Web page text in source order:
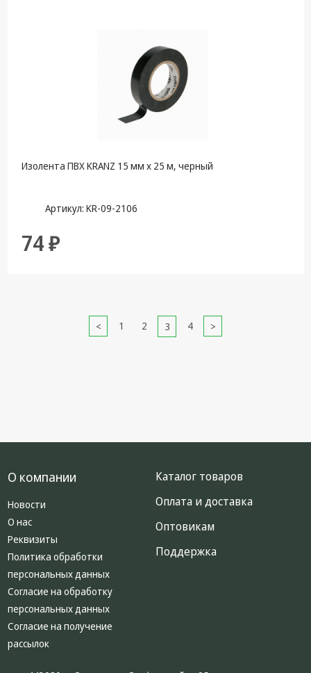
Изолента ПВХ KRANZ 15 мм х 25 м, черный
Артикул: KR-09-2106
74 ₽
1 2 3 4
О компании
Новости
О нас
Реквизиты
Политика обработки
персональных данных
Согласие на обработку
персональных данных
Согласие на получение
рассылок
Каталог товаров
Оплата и доставка
Оптовикам
Поддержка